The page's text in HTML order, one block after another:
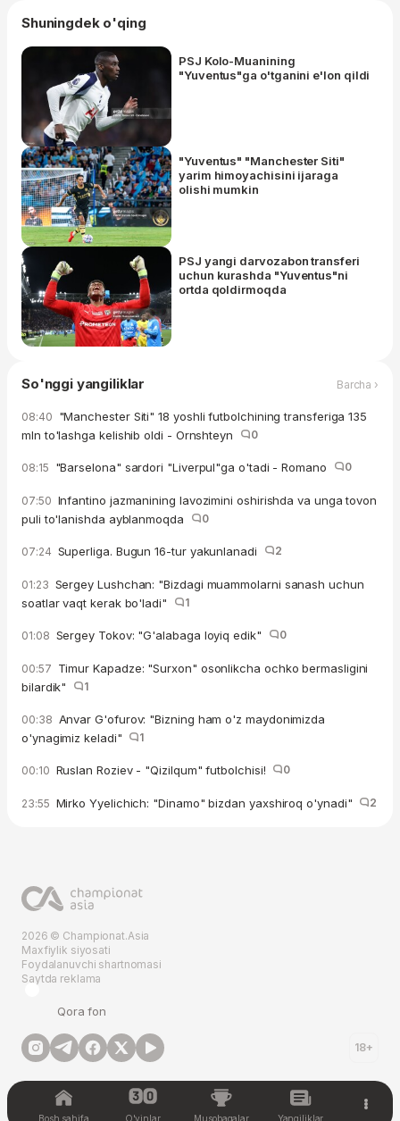
Shuningdek o'qing
PSJ Kolo-Muanining
"Yuventus"ga o'tganini e'lon qildi
"Yuventus" "Manchester Siti"
yarim himoyachisini ijaraga
olishi mumkin
PSJ yangi darvozabon transferi
uchun kurashda "Yuventus"ni
ortda qoldirmoqda
So'nggi yangiliklar Barcha ›
08:40 "Manchester Siti" 18 yoshli futbolchining transferiga 135
mln to'lashga kelishib oldi - Ornshteyn
0
08:15 "Barselona" sardori "Liverpul"ga o'tadi - Romano 0
07:50 Infantino jazmanining lavozimini oshirishda va unga tovon
puli to'lanishda ayblanmoqda
0
07:24 Superliga. Bugun 16-tur yakunlanadi 2
01:23 Sergey Lushchan: "Bizdagi muammolarni sanash uchun
soatlar vaqt kerak bo'ladi"
1
01:08 Sergey Tokov: "G'alabaga loyiq edik" 0
00:57 Timur Kapadze: "Surxon" osonlikcha ochko bermasligini
bilardik"
1
00:38 Anvar G'ofurov: "Bizning ham o'z maydonimizda
o'ynagimiz keladi"
1
00:10 Ruslan Roziev - "Qizilqum" futbolchisi! 0
23:55 Mirko Yyelichich: "Dinamo" bizdan yaxshiroq o'ynadi" 2
2026 © Championat.Asia
Maxfiylik siyosati
Foydalanuvchi shartnomasi
Saytda reklama
Qora fon
18+
Bosh sahifa O'yinlar Musobaqalar Yangiliklar